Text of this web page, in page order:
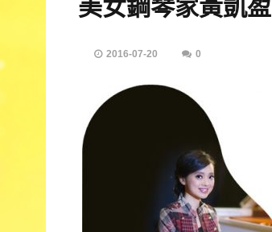
美女鋼琴家黃凱盈
2016-07-20 0